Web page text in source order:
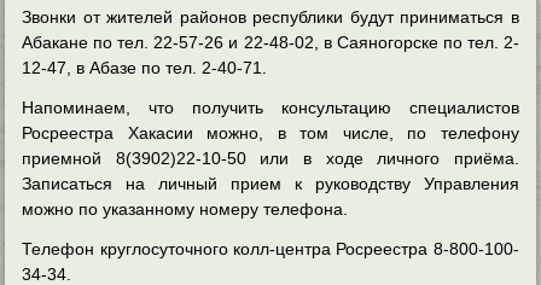
Звонки от жителей районов республики будут приниматься в
Абакане по тел. 22-57-26 и 22-48-02, в Саяногорске по тел. 2-
12-47, в Абазе по тел. 2-40-71.
Напоминаем, что получить консультацию специалистов
Росреестра Хакасии можно, в том числе, по телефону
приемной 8(3902)22-10-50 или в ходе личного приёма.
Записаться на личный прием к руководству Управления
можно по указанному номеру телефона.
Телефон круглосуточного колл-центра Росреестра 8-800-100-
34-34.